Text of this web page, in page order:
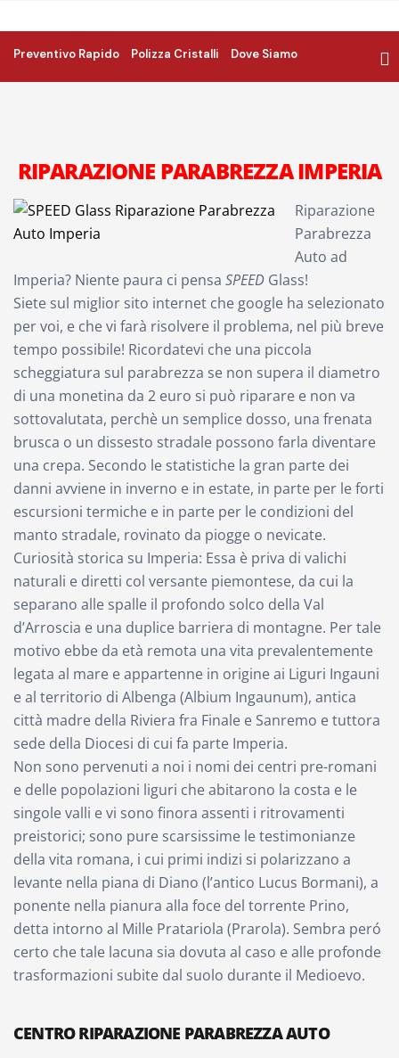
Preventivo Rapido Polizza Cristalli Dove Siamo
RIPARAZIONE PARABREZZA IMPERIA
Riparazione
Parabrezza
Auto ad
Imperia? Niente paura ci pensa SPEED Glass!
Siete sul miglior sito internet che google ha selezionato
per voi, e che vi farà risolvere il problema, nel più breve
tempo possibile! Ricordatevi che una piccola
scheggiatura sul parabrezza se non supera il diametro
di una monetina da 2 euro si può riparare e non va
sottovalutata, perchè un semplice dosso, una frenata
brusca o un dissesto stradale possono farla diventare
una crepa. Secondo le statistiche la gran parte dei
danni avviene in inverno e in estate, in parte per le forti
escursioni termiche e in parte per le condizioni del
manto stradale, rovinato da piogge o nevicate.
Curiosità storica su Imperia: Essa è priva di valichi
naturali e diretti col versante piemontese, da cui la
separano alle spalle il profondo solco della Val
d’Arroscia e una duplice barriera di montagne. Per tale
motivo ebbe da età remota una vita prevalentemente
legata al mare e appartenne in origine ai Liguri Ingauni
e al territorio di Albenga (Albium Ingaunum), antica
città madre della Riviera fra Finale e Sanremo e tuttora
sede della Diocesi di cui fa parte Imperia.
Non sono pervenuti a noi i nomi dei centri pre-romani
e delle popolazioni liguri che abitarono la costa e le
singole valli e vi sono finora assenti i ritrovamenti
preistorici; sono pure scarsissime le testimonianze
della vita romana, i cui primi indizi si polarizzano a
levante nella piana di Diano (l’antico Lucus Bormani), a
ponente nella pianura alla foce del torrente Prino,
detta intorno al Mille Pratariola (Prarola). Sembra peró
certo che tale lacuna sia dovuta al caso e alle profonde
trasformazioni subite dal suolo durante il Medioevo.
CENTRO RIPARAZIONE PARABREZZA AUTO